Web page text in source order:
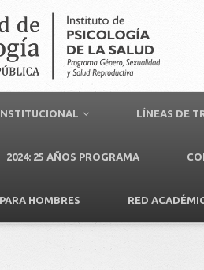
LÍNEAS DE
2024: 25 AÑOS PROGRAMA
HOMBRES RED